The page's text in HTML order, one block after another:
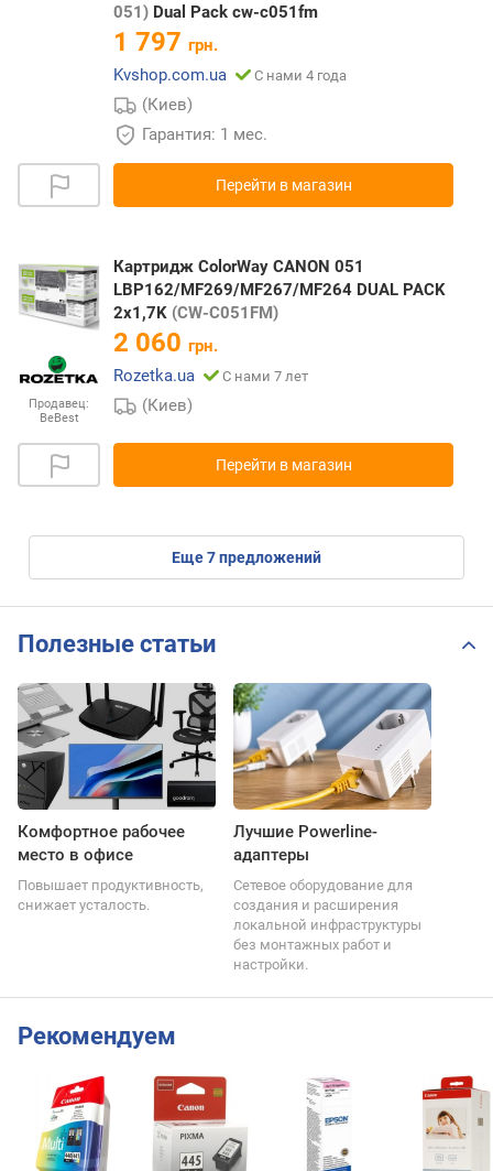
051) Dual Pack cw-c051fm
1 797 грн.
Kvshop.com.ua
С нами 4 года
(Киев)
Гарантия: 1 мес.
Перейти в магазин
Продавец:
BeBest
Картридж ColorWay CANON 051
LBP162/MF269/MF267/MF264 DUAL PACK
2x1,7K (CW-C051FM)
2 060 грн.
Rozetka.ua
С нами 7 лет
(Киев)
Перейти в магазин
eще7предложений
Полезные статьи
Комфортное рабочее
место в офисе
Повышает продуктивность,
снижает усталость.
Лучшие Powerline-
адаптеры
Сетевое оборудование для
создания и расширения
локальной инфраструктуры
без монтажных работ и
настройки.
Рекомендуем